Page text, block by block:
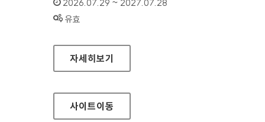
2026.07.29 ~ 2027.07.28
상태 :
유효
공예포털
자세히보기
사이트이동